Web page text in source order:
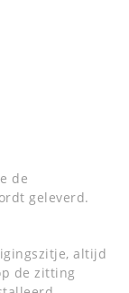
de
geleverd.
altijd
de zitting